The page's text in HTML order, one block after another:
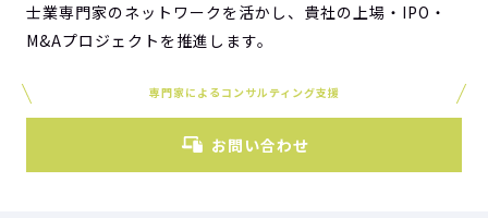
士業専門家のネットワークを活かし、貴社の上場・IPO・
M&Aプロジェクトを推進します。
専門家によるコンサルティング支援
お問い合わせ